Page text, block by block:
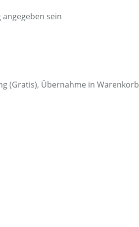
sein
(Gratis), Übernahme in Warenkorb